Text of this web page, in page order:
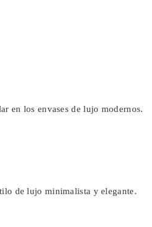
en los envases de lujo modernos.
de lujo minimalista y elegante.